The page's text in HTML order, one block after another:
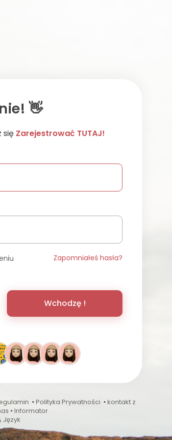
👋
się Zarejestrować TUTAJ!
Zapomniałeś hasła?
Wchodzę !
• Polityka Prywatności • kontakt z
• Informator
Język